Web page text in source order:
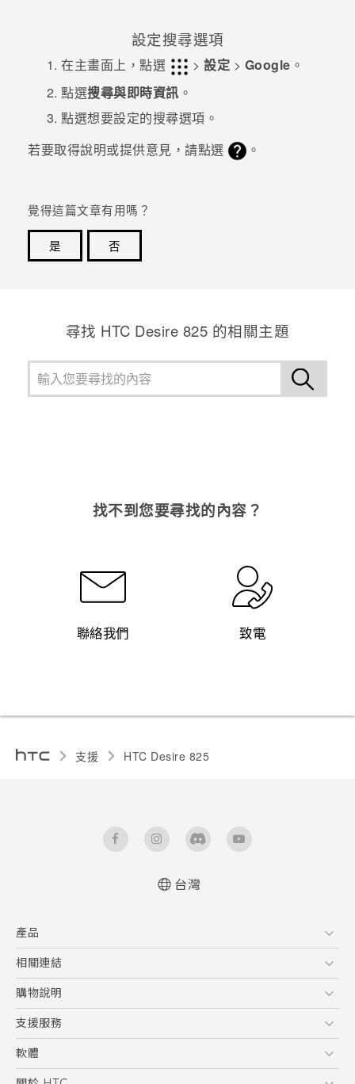
設定搜尋選項
在主畫面上，點選 > 設定 > Google 。
點選搜尋與即時資訊 。
點選想要設定的搜尋選項。
若要取得說明或提供意見，請點選
。
覺得這篇文章有用嗎？
是
否
尋找 HTC Desire 825 的相關主題
找不到您要尋找的內容？
聯絡我們 致電
支援 HTC Desire 825‎
台灣
產品
5G
智慧型手機
配件
相關連結
HTC Research
購物說明
購物須知
訂單管理
付款方式
支援服務
到府收送維修服務
服務中心資訊
軟體
應用程式